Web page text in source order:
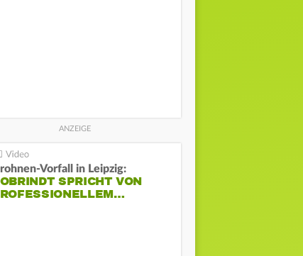
Vorfall in Leipzig:
SPRICHT VON